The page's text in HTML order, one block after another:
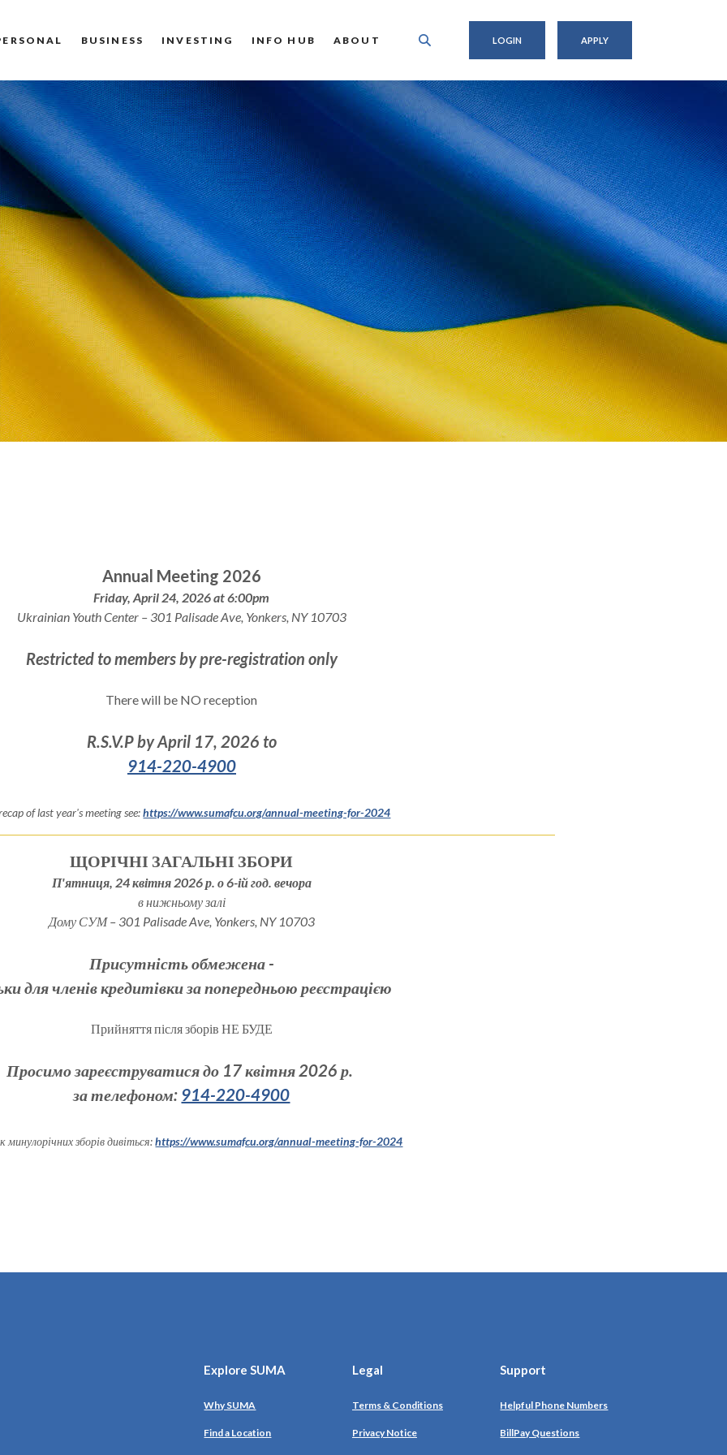
BUSINESS INVESTING INFO HUB ABOUT LOGIN APPLY
Annual Meeting 2026
Friday, April 24, 2026 at 6:00pm
Ukrainian Youth Center – 301 Palisade Ave, Yonkers, NY 10703
Restricted to members by pre-registration only
There will be NO reception
R.S.V.P by April 17, 2026 to
914-220-4900
of last year's meeting see:https://www.sumafcu.org/annual-meeting-for-2024(Opens in a new Window)
ЩОРІЧНІ ЗАГАЛЬНІ ЗБОРИ
П'ятниця, 24 квітня 2026 р. о 6-ій год. вечора
в нижньому залі
Дому СУМ – 301 Palisade Ave, Yonkers, NY 10703
Присутність обмежена -
для членів кредитівки за попередньою реєстрацією
Прийняття після зборів НЕ БУДЕ
Просимо зареєструватися до 17 квітня 2026 р.
за телефоном: 914-220-4900
минулорічних зборів дивіться:https://www.sumafcu.org/annual-meeting-for-2024(Opens in a new Window)
Explore SUMA
Why SUMA
Find a Location
Legal
Terms & Conditions
Privacy Notice
Support
Helpful Phone Numbers
BillPay Questions